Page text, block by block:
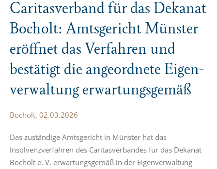
Caritas­verband für das Dekanat
Bocholt: Amtsge­richt Münster
eröffnet das Verfahren und
bestätigt die angeordnete Eigen­
ver­waltung erwar­tungs­gemäß
Bocholt, 02.03.2026
Das zuständige Amtsgericht in Münster hat das
Insolvenzverfahren des Caritasverbandes für das Dekanat
Bocholt e. V. erwartungsgemäß in der Eigenverwaltung